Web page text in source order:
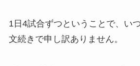
1日4試合ずつということで、い
文続きで申し訳ありません。